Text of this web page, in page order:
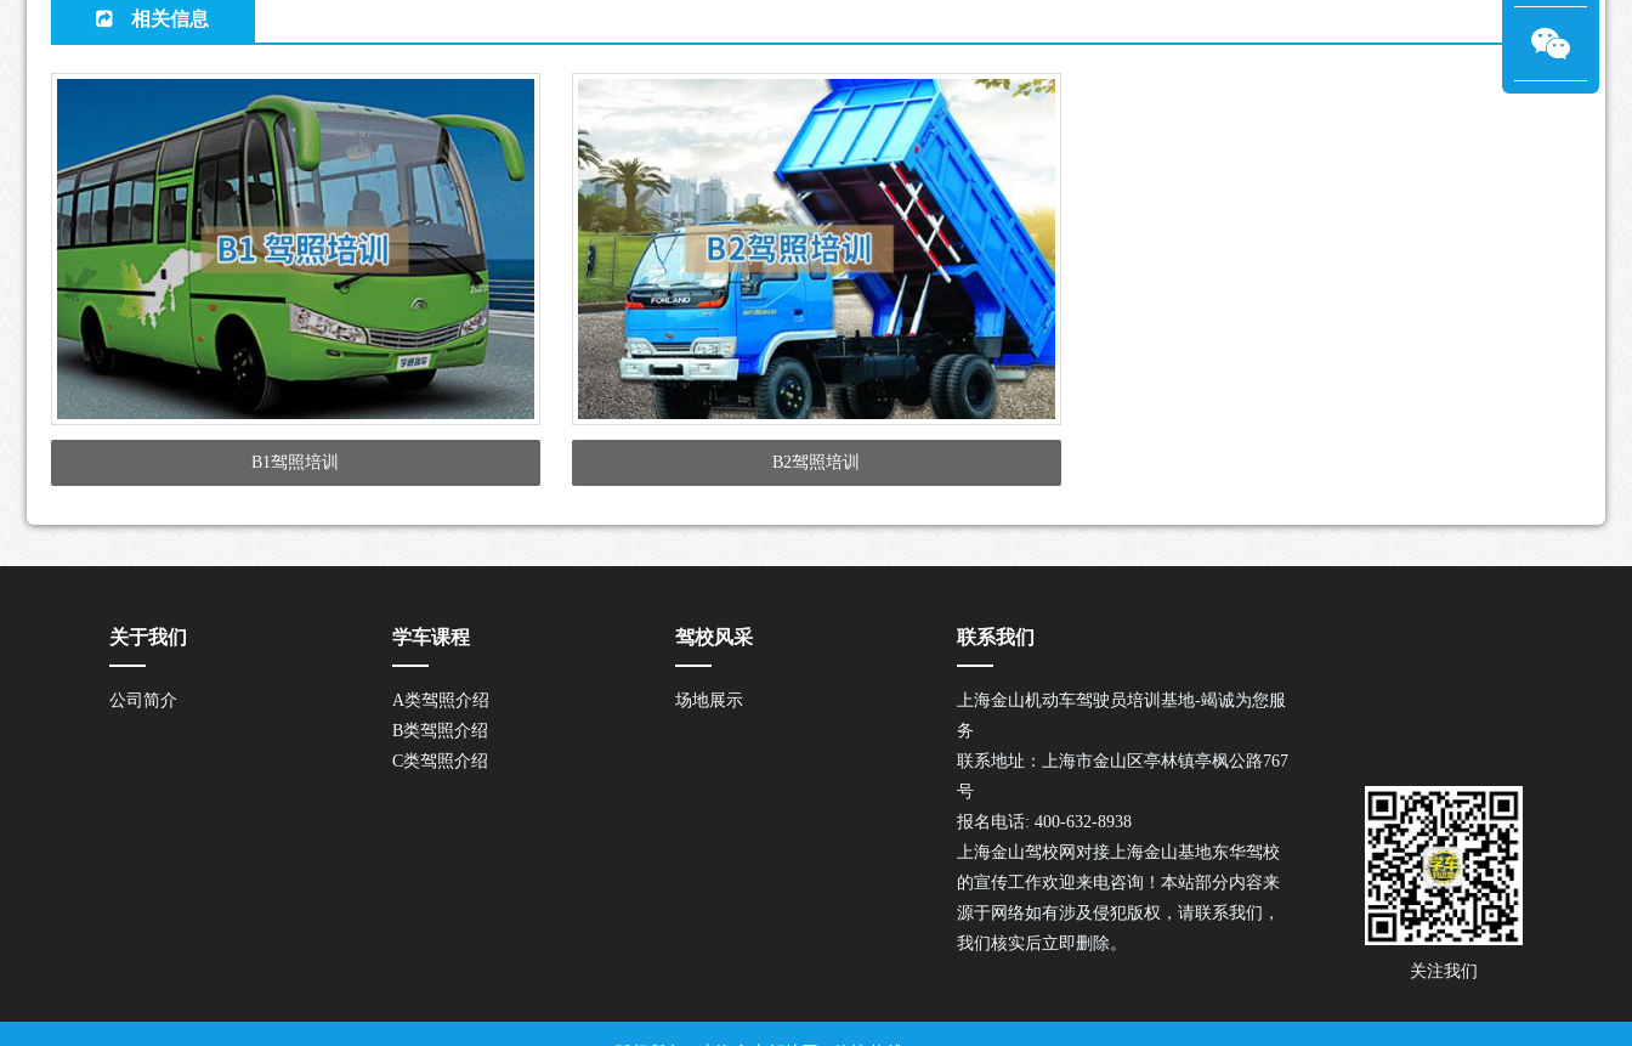
相关信息
B1驾照培训 B2驾照培训
关于我们
公司简介
学车课程
A类驾照介绍
B类驾照介绍
C类驾照介绍
驾校风采
场地展示
关注我们
联系我们
上海金山机动车驾驶员培训基地-竭诚为您服
务
联系地址：上海市金山区亭林镇亭枫公路767
号
报名电话: 400-632-8938
上海金山驾校网对接上海金山基地东华驾校
的宣传工作欢迎来电咨询！本站部分内容来
源于网络如有涉及侵犯版权，请联系我们，
我们核实后立即删除。